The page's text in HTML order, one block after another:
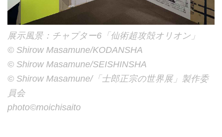
展示風景：チャプター6「仙術超攻殻オリオン」
©︎ Shirow Masamune/KODANSHA
©︎ Shirow Masamune/SEISHINSHA
©︎ Shirow Masamune/「士郎正宗の世界展」製作委
員会
photo©︎moichisaito